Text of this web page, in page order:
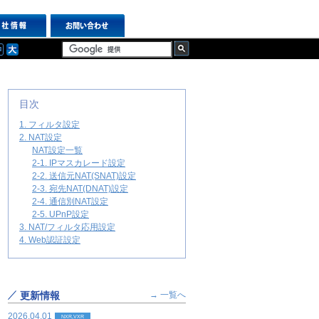
目次
1. フィルタ設定
2. NAT設定
NAT設定一覧
2-1. IPマスカレード設定
2-2. 送信元NAT(SNAT)設定
2-3. 宛先NAT(DNAT)設定
2-4. 通信別NAT設定
2-5. UPnP設定
3. NAT/フィルタ応用設定
4. Web認証設定
更新情報 → 一覧へ
2026.04.01 NXR,VXR